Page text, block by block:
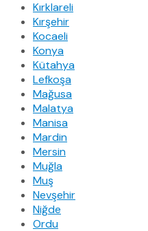
Kırklareli
Kırşehir
Kocaeli
Konya
Kütahya
Lefkoşa
Mağusa
Malatya
Manisa
Mardin
Mersin
Muğla
Muş
Nevşehir
Niğde
Ordu